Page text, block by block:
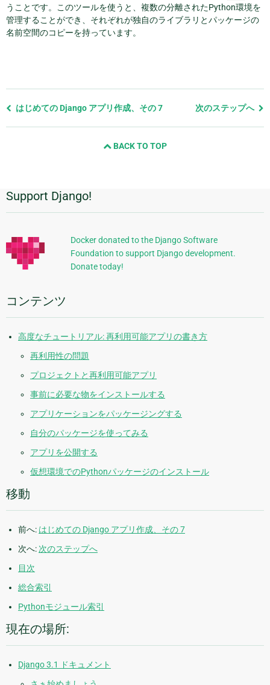
うことです。このツールを使うと、複数の分離されたPython環境を
管理することができ、それぞれが独自のライブラリとパッケージの
名前空間のコピーを持っています。
前
の
ペ
ジ
はじめての Django アプリ作成、その 7 次のステップへ
BACK TO TOP
追
加
的
な
報
Support Django!
Docker donated to the Django Software
Foundation to support Django development.
Donate today!
コンテンツ
高度なチュートリアル: 再利用可能アプリの書き方
再利用性の問題
プロジェクトと再利用可能アプリ
事前に必要な物をインストールする
アプリケーションをパッケージングする
自分のパッケージを使ってみる
アプリを公開する
仮想環境でのPythonパッケージのインストール
移動
前へ: はじめての Django アプリ作成、その 7
次へ: 次のステップへ
目次
総合索引
Pythonモジュール索引
現在の場所:
Django 3.1 ドキュメント